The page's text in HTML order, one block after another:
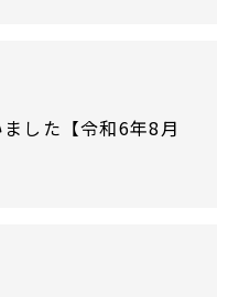
した【令和6年8月